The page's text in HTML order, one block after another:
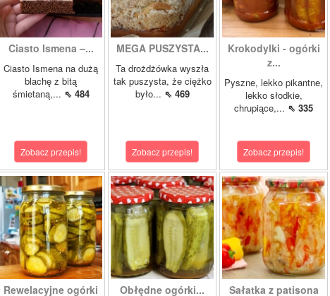
Ciasto Ismena –...
Ciasto Ismena na dużą
blachę z bitą
śmietaną,... ⇖ 484
Zobacz przepis!
MEGA PUSZYSTA...
Ta drożdżówka wyszła
tak puszysta, że ciężko
było... ⇖ 469
Zobacz przepis!
Krokodylki - ogórki
z...
Pyszne, lekko pikantne,
lekko słodkie,
chrupiące,... ⇖ 335
Zobacz przepis!
Rewelacyjne ogórki Obłędne ogórki... Sałatka z patisona